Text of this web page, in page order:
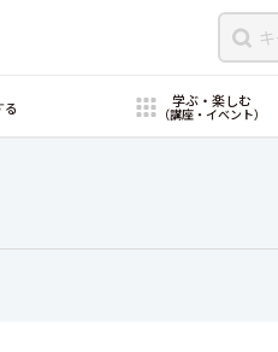
る 学ぶ・楽しむ
（講座・イベント）